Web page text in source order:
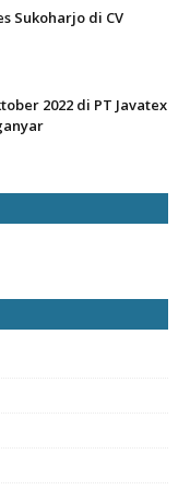
Sukoharjo di CV
2022 di PT Javatex